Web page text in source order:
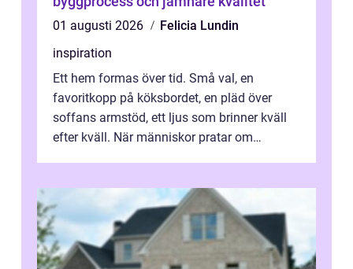
01 augusti 2026
Felicia Lundin
inspiration
Ett hem formas över tid. Små val, en
favoritkopp på köksbordet, en pläd över
soffans armstöd, ett ljus som brinner kväll
efter kväll. När människor pratar om